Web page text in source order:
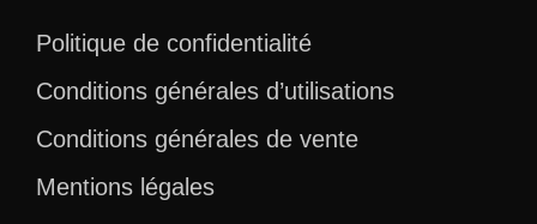
Politique de confidentialité
Conditions générales d’utilisations
Conditions générales de vente
Mentions légales